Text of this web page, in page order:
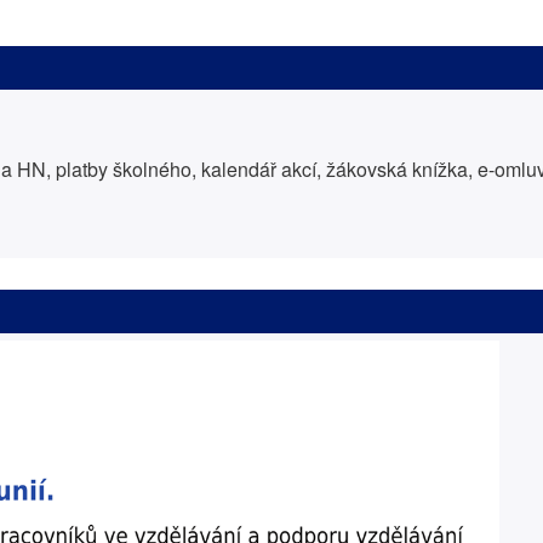
HN, platby školného, kalendář akcí, žákovská knížka, e-